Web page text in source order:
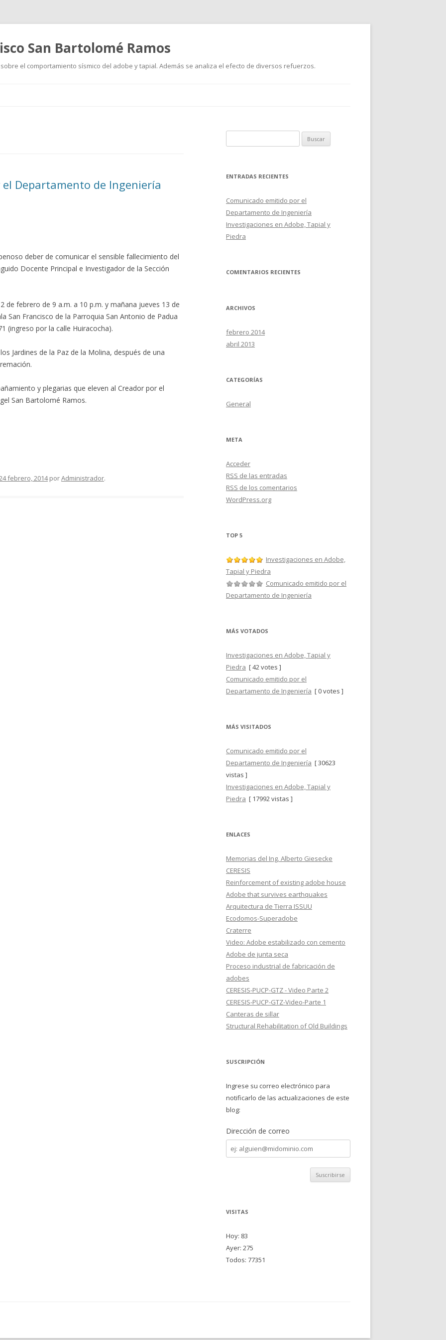
San Bartolomé Ramos
el comportamiento sísmico del adobe y tapial. Además se analiza el efecto de diversos refuerzos.
Departamento de Ingeniería
deber de comunicar el sensible fallecimiento del
Docente Principal e Investigador de la Sección
de febrero de 9 a.m. a 10 p.m. y mañana jueves 13 de
San Francisco de la Parroquia San Antonio de Padua
(ingreso por la calle Huiracocha).
Jardines de la Paz de la Molina, después de una
y plegarias que eleven al Creador por el
San Bartolomé Ramos.
febrero, 2014porAdministrador.
u
c
r
:
ENTRADAS RECIENTES
Comunicado emitido por el
Departamento de Ingeniería
Investigaciones en Adobe, Tapial y
Piedra
COMENTARIOS RECIENTES
ARCHIVOS
febrero 2014
abril 2013
CATEGORÍAS
General
META
Acceder
RSS de las entradas
RSS de los comentarios
WordPress.org
TOP 5
Investigaciones en Adobe,
Tapial y Piedra
Comunicado emitido por el
Departamento de Ingeniería
MÁS VOTADOS
Investigaciones en Adobe, Tapial y
Piedra [ 42 votes ]
Comunicado emitido por el
Departamento de Ingeniería [ 0 votes ]
MÁS VISITADOS
Comunicado emitido por el
Departamento de Ingeniería [ 30623
vistas ]
Investigaciones en Adobe, Tapial y
Piedra [ 17992 vistas ]
ENLACES
Memorias del Ing. Alberto Giesecke
CERESIS
Reinforcement of existing adobe house
Adobe that survives earthquakes
Arquitectura de Tierra ISSUU
Ecodomos-Superadobe
Craterre
Video: Adobe estabilizado con cemento
Adobe de junta seca
Proceso industrial de fabricación de
adobes
CERESIS-PUCP-GTZ - Video Parte 2
CERESIS-PUCP-GTZ-Video-Parte 1
Canteras de sillar
Structural Rehabilitation of Old Buildings
SUSCRIPCIÓN
Ingrese su correo electrónico para
notificarlo de las actualizaciones de este
blog:
Dirección de correo
Dirección
de
correo
VISITAS
Hoy: 83
Ayer: 275
Todos: 77351